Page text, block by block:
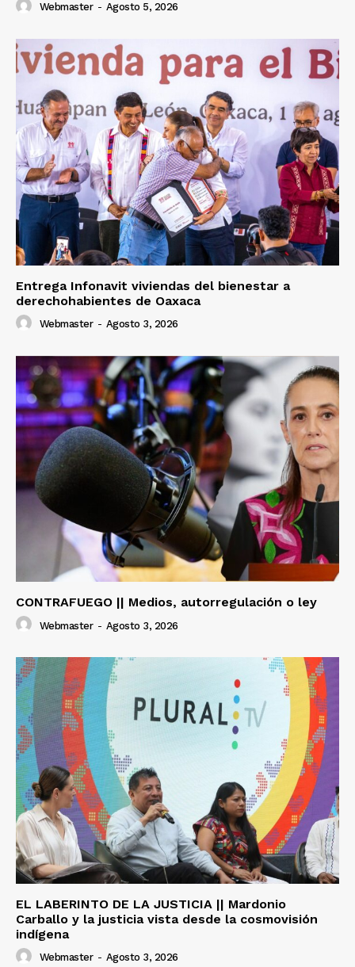
Webmaster - Agosto 5, 2026
Entrega Infonavit viviendas del bienestar a
derechohabientes de Oaxaca
Webmaster - Agosto 3, 2026
CONTRAFUEGO || Medios, autorregulación o ley
Webmaster - Agosto 3, 2026
EL LABERINTO DE LA JUSTICIA || Mardonio
Carballo y la justicia vista desde la cosmovisión
indígena
Webmaster - Agosto 3, 2026